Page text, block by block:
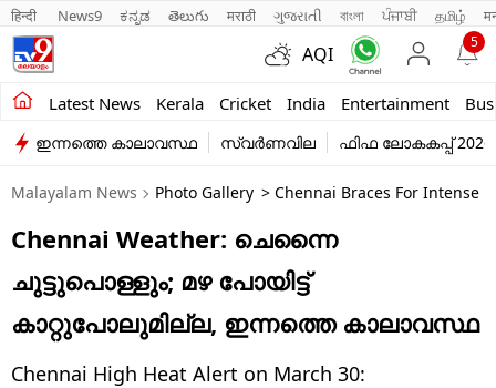
हिन्दी News9 ಕನ್ನಡ తెలుగు मराठी ગુજરાતી বাংলা ਪੰਜਾਬੀ தமிழ்
AQI
5
Latest News Kerala Cricket India Entertainment
Kerala
India
Entertainment
Business
Education
Sports
ഇന്നത്തെ കാലാവസ്ഥ സ്വർണവില ഫിഫ ലോകകപ്പ് 2026
Malayalam News Photo Gallery > Chennai Braces For Intense
Chennai Weather: ചെന്നൈ
ചുട്ടുപൊള്ളും; മഴ പോയിട്ട്
കാറ്റുപോലുമില്ല, ഇന്നത്തെ കാലാവസ്ഥ
Chennai High Heat Alert on March 30: